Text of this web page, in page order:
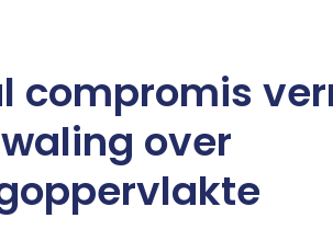
compromis
over